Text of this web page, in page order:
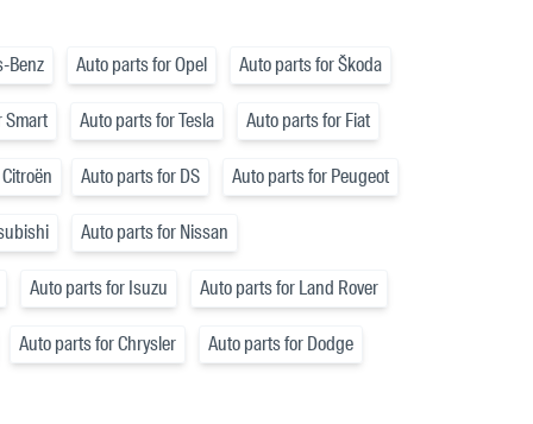
Benz Auto parts for Opel Auto parts for Škoda
Smart Auto parts for Tesla Auto parts for Fiat
Auto parts for DS Auto parts for Peugeot
Auto parts for Nissan
Auto parts for Isuzu Auto parts for Land Rover
Auto parts for Chrysler Auto parts for Dodge